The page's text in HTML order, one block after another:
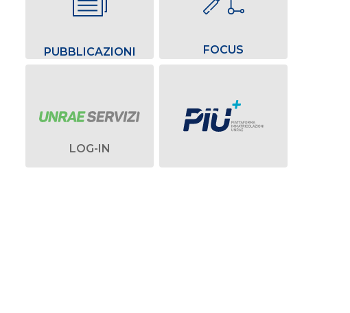
PUBBLICAZIONI FOCUS
LOG-IN